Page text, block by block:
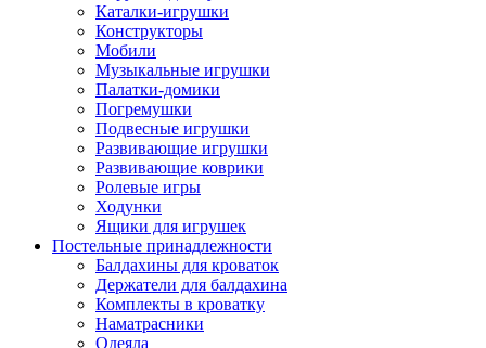
Каталки-игрушки
Конструкторы
Мобили
Музыкальные игрушки
Палатки-домики
Погремушки
Подвесные игрушки
Развивающие игрушки
Развивающие коврики
Ролевые игры
Ходунки
Ящики для игрушек
Постельные принадлежности
Балдахины для кроваток
Держатели для балдахина
Комплекты в кроватку
Наматрасники
Одеяла